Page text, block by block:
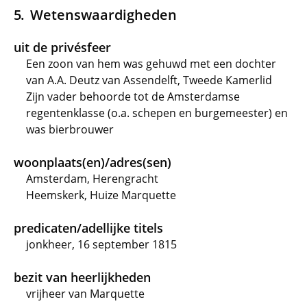
Wetenswaardigheden
uit de privésfeer
Een zoon van hem was gehuwd met een dochter
van A.A. Deutz van Assendelft, Tweede Kamerlid
Zijn vader behoorde tot de Amsterdamse
regentenklasse (o.a. schepen en burgemeester) en
was bierbrouwer
woonplaats(en)/adres(sen)
Amsterdam, Herengracht
Heemskerk, Huize Marquette
predicaten/adellijke titels
jonkheer, 16 september 1815
bezit van heerlijkheden
vrijheer van Marquette